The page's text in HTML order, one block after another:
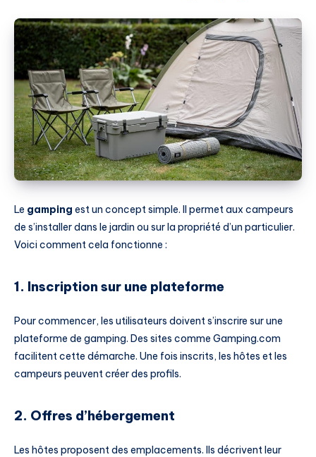
Le gamping est un concept simple. Il permet aux campeurs
de s’installer dans le jardin ou sur la propriété d’un particulier.
Voici comment cela fonctionne :
1. Inscription sur une plateforme
Pour commencer, les utilisateurs doivent s’inscrire sur une
plateforme de gamping. Des sites comme Gamping.com
facilitent cette démarche. Une fois inscrits, les hôtes et les
campeurs peuvent créer des profils.
2. Offres d’hébergement
Les hôtes proposent des emplacements. Ils décrivent leur